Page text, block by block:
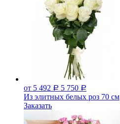
от 5 492 Р 5 750 Р
Из элитных белых роз 70 см
Заказать